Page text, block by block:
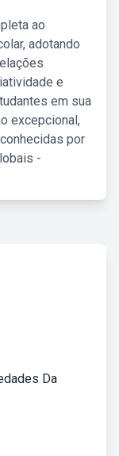
ao
adotando
e
em sua
excepcional,
por
-
Da